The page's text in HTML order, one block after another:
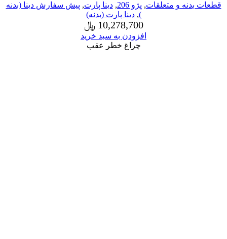
قطعات بدنه و متعلقات, پژو 206 ,دینا پارت, پیش سفارش دینا (بدنه
)
,دینا پارت (بدنه)
10,278,700 ﷼
افزودن به سبد خرید
چراغ خطر عقب